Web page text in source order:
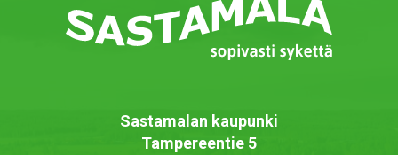
Sastamalan kaupunki
Tampereentie 5